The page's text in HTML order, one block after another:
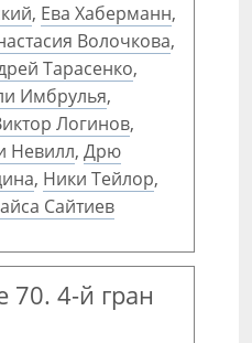
, Ева Хаберманн,
Волочкова,
Тарасенко,
Имбрулья,
Логинов,
Невилл, Дрю
, Ники Тейлор,
Сайтиев
70. 4-й гран